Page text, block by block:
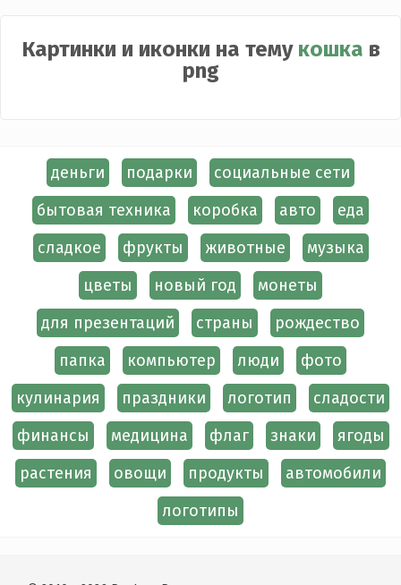
Картинки и иконки на тему кошка в
png
деньги подарки
социальные сети
бытовая техника
коробка авто
еда
сладкое
фрукты животные
музыка
цветы
новый год
монеты
для презентаций
страны
рождество
папка
компьютер люди
фото
кулинария
праздники логотип
сладости
финансы
медицина флаг знаки
ягоды
растения
овощи продукты
автомобили
логотипы